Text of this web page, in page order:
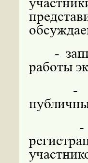
-
работы
-
-